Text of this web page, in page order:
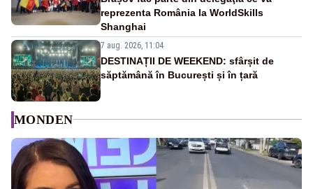
reprezenta România la WorldSkills
Shanghai
7 aug. 2026, 11:04
DESTINAȚII DE WEEKEND: sfârșit de
săptămână în București și în țară
MONDEN